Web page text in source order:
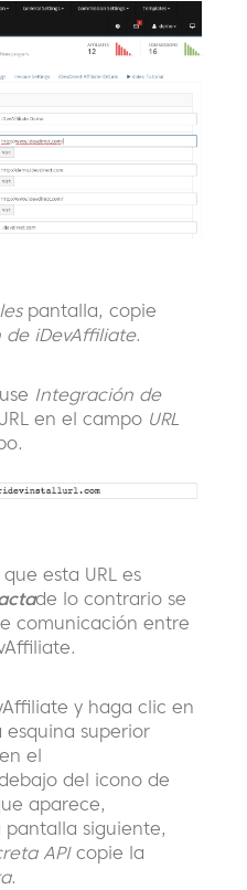
pantalla, copie
de iDevAffiliate.
Integración de
en el campo URL
esta URL es
de lo contrario se
comunicación entre
y haga clic en
superior
el
del icono de
aparece,
pantalla siguiente,
APIcopie la
.